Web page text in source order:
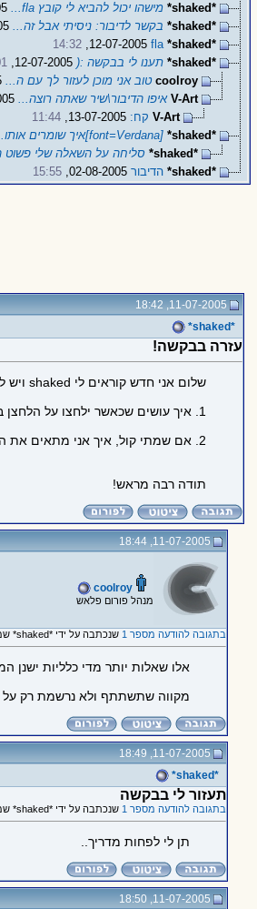
*shaked*
מישהו יכול להביא לי קובץ fla... 12-07-2005,
*shaked*
בקשר לדיבור: ניסיתי אבל זה...12-07-2005,
*shaked*
fla
12-07-2005,
14:32
*shaked*
תענו לי בבקשה :(
coolroy טוב אני מוכן לעזור לך עם ה...13-07-2005,
V-Art איפו הדיבור\שיר שאתה רוצה...13-07-2005,
V-Art קח:
11:44
*shaked*
[font=Verdana]איך שומרים אותו...
*shaked*
סליחה על השאלה שלי
*shaked*
הדיבור02-08-2005,
15:55
11-07-2005, 18:42
*shaked*
עזרה בבקשה!
שלום אני חדש קוראים לי shaked ויש לי שתי שאלות:
1. איך עושים שכאשר ילחצו על הלחצן במקלדת, נגיד Shift אז השחקן ירביץ?
2. אם שמתי קול, איך אני מתאים את הפה של האיש בסרטון לדיבור בקול?
תודה רבה מראש!
11-07-2005, 18:44
coolroy
מנהל פורום פלאש
בתגובה להודעה מספר 1 שנכתבה על ידי *shaked* שמתחילה ב "עזרה בבקשה!"
אלו שאלות יותר מדי כלליות ישנן
מקווה שתשתתף ולא נרשמת רק על
11-07-2005, 18:49
*shaked*
תעזור לי בבקשה
בתגובה להודעה מספר 1 שנכתבה על ידי *shaked* שמתחילה ב "עזרה בבקשה!"
תן לי לפחות מדריך..
11-07-2005, 18:50